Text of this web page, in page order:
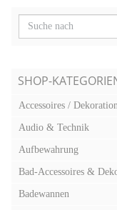
SHOP-
Accessoires /
Audio & Technik
Aufbewahrung
Bad-Accessoires &
Badewannen